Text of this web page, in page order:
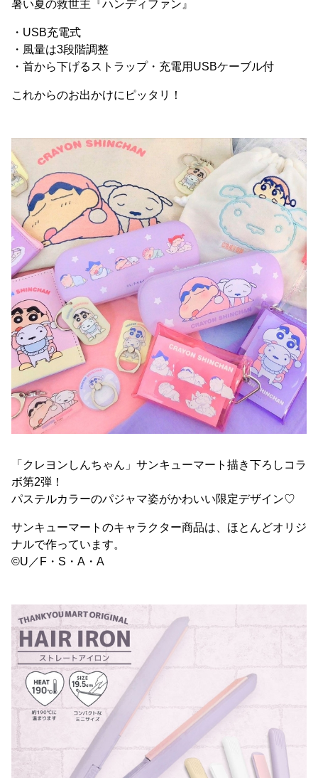
暑い夏の救世主『ハンディファン』
・USB充電式
・風量は3段階調整
・首から下げるストラップ・充電用USBケーブル付
これからのお出かけにピッタリ！
「クレヨンしんちゃん」サンキューマート描き下ろしコラ
ボ第2弾！
パステルカラーのパジャマ姿がかわいい限定デザイン♡
サンキューマートのキャラクター商品は、ほとんどオリジ
ナルで作っています。
©U／F・S・A・A